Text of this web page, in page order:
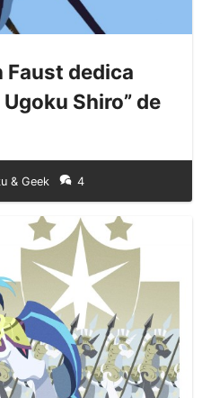
Faust dedica
Shiro” de
& Geek 4